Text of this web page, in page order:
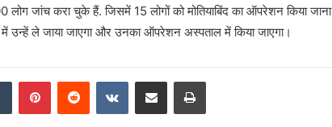
जांच करा चुके हैं. जिसमें 15 लोगों को मोतियाबिंद का ऑपरेशन किया जाना
ले जाया जाएगा और उनका ऑपरेशन अस्पताल में किया जाएगा।
Tumblr PinterestReddit VKontakteShare via Email Print